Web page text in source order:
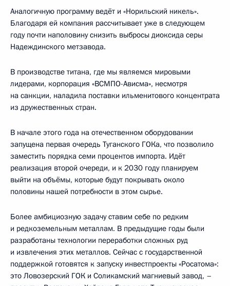
Аналогичную программу ведёт и «Норильский никель».
Благодаря ей компания рассчитывает уже в следующем
году почти наполовину снизить выбросы диоксида серы
Надеждинского метзавода.
В производстве титана, где мы являемся мировыми
лидерами, корпорация «ВСМПО-Ависма», несмотря
на санкции, наладила поставки ильменитового концентрата
из дружественных стран.
В начале этого года на отечественном оборудовании
запущена первая очередь Туганского ГОКа, что позволило
заместить порядка семи процентов импорта. Идёт
реализация второй очереди, и к 2030 году планируем
выйти на объёмы, которые будут покрывать около
половины нашей потребности в этом сырье.
Более амбициозную задачу ставим себе по редким
и редкоземельным металлам. В предыдущие годы были
разработаны технологии переработки сложных руд
и извлечения этих металлов. Сейчас с государственной
поддержкой готовятся к запуску инвестпроекты «Росатома»:
это Ловозерский ГОК и Соликамский магниевый завод, –